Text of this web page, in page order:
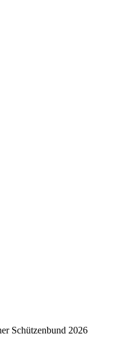
Schützenbund 2026